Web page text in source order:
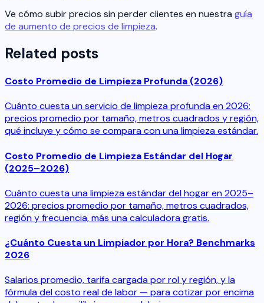
Ve cómo subir precios sin perder clientes en nuestra guía
de aumento de precios de limpieza.
Related posts
Costo Promedio de Limpieza Profunda (2026)
Cuánto cuesta un servicio de limpieza profunda en 2026:
precios promedio por tamaño, metros cuadrados y región,
qué incluye y cómo se compara con una limpieza estándar.
Costo Promedio de Limpieza Estándar del Hogar
(2025–2026)
Cuánto cuesta una limpieza estándar del hogar en 2025–
2026: precios promedio por tamaño, metros cuadrados,
región y frecuencia, más una calculadora gratis.
¿Cuánto Cuesta un Limpiador por Hora? Benchmarks
2026
Salarios promedio, tarifa cargada por rol y región, y la
fórmula del costo real de labor — para cotizar por encima